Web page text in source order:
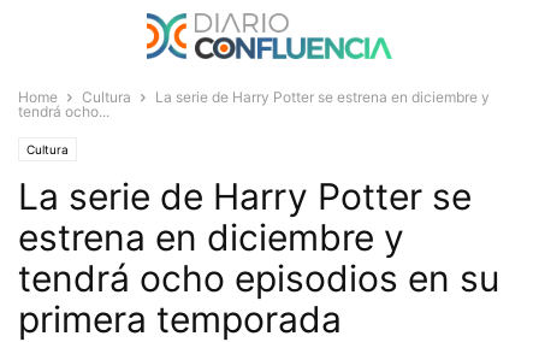
Home Cultura
La serie de Harry Potter se estrena en diciembre y
tendrá ocho...
Cultura
La serie de Harry Potter se
estrena en diciembre y
tendrá ocho episodios en su
primera temporada